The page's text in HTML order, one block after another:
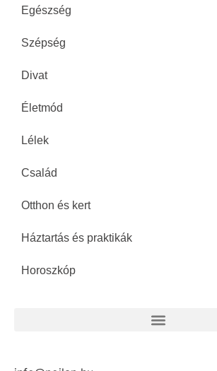
Egészség
Szépség
Divat
Életmód
Lélek
Család
Otthon és kert
Háztartás és praktikák
Horoszkóp